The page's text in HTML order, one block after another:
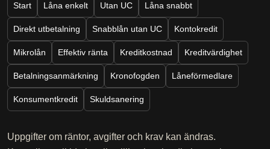
Start Låna enkelt Utan UC Låna snabbt
Direkt utbetalning Snabblån utan UC Kontokredit
Mikrolån Effektiv ränta Kreditkostnad Kreditvärdighet
Betalningsanmärkning Kronofogden Låneförmedlare
Konsumentkredit Skuldsanering
Uppgifter om räntor, avgifter och krav kan ändras.